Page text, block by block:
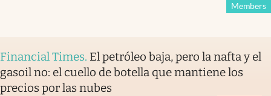
Members
Financial Times. El petróleo baja, pero la nafta y el
gasoil no: el cuello de botella que mantiene los
precios por las nubes